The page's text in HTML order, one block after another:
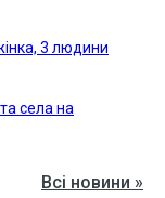
3 людини
села на
Всі новини »